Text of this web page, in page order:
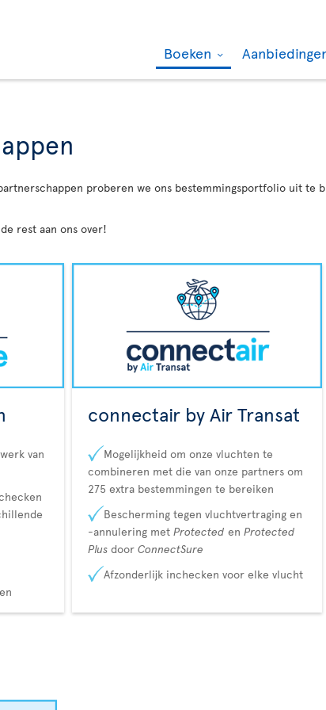
Boeken
proberen we ons bestemmingsportfolio uit te
rest aan ons over!
van
connectair by Air Transat
Mogelijkheid om onze vluchten te
combineren met die van onze partners om
275 extra bestemmingen te bereiken
Bescherming tegen vluchtvertraging en
-annulering met Protected en Protected
Plusdoor ConnectSure
Afzonderlijk inchecken voor elke vlucht